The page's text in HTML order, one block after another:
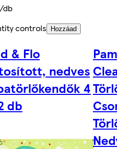
db
controls
Hozzáad
& Flo
nedves
4
db